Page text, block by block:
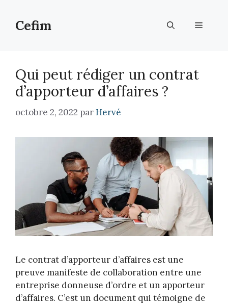
contenu
Cefim Menu
Qui peut rédiger un contrat
d’apporteur d’affaires ?
octobre 2, 2022 parHervé
Le contrat d’apporteur d’affaires est une
preuve manifeste de collaboration entre une
entreprise donneuse d’ordre et un apporteur
d’affaires. C’est un document qui témoigne de